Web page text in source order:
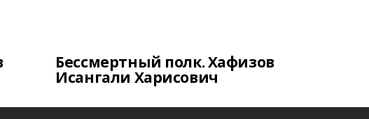
Бессмертный полк. Хафизов
Исангали Харисович